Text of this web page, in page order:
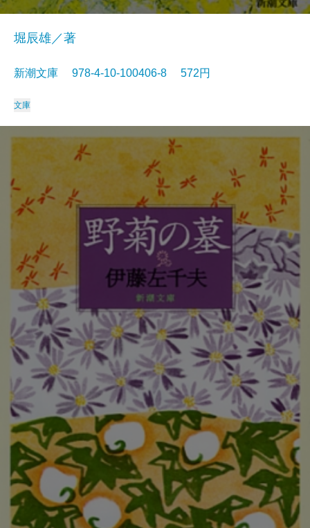
堀辰雄／著
新潮文庫 978-4-10-100406-8 572円
文庫